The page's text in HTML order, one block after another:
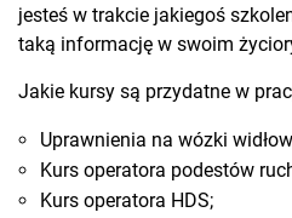
jesteś w trakcie jakiegoś
taką informację w swoim
Jakie kursy są przydatne w
Uprawnienia na wózki
Kurs operatora podestów
Kurs operatora HDS;